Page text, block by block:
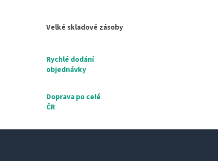
Velké skladové zásoby
Rychlé dodání
objednávky
Doprava po celé
ČR